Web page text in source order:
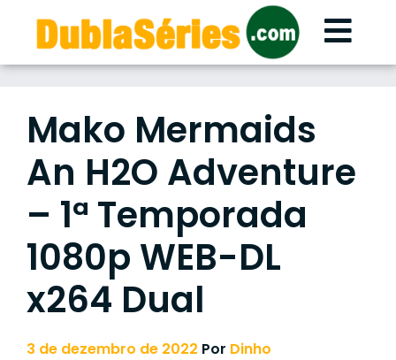
content
Mako Mermaids
An H2O Adventure
– 1ª Temporada
1080p WEB-DL
x264 Dual
3 de dezembro de 2022 Por Dinho